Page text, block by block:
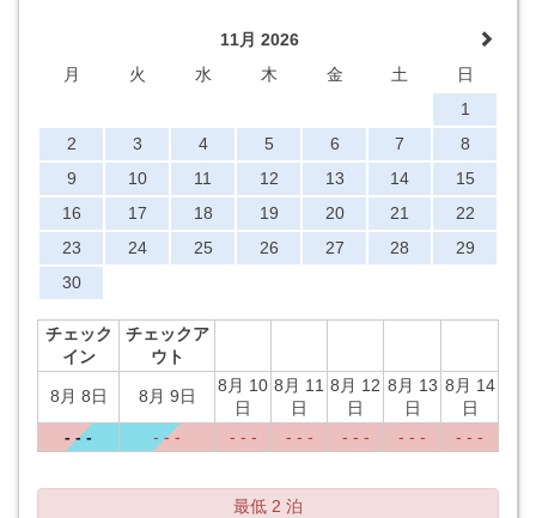
11月 2026
月
火 水 木 金 土
日
1
2
3 4 5 6 7
8
9
10 11 12 13 14
15
16
17 18 19 20 21
22
23
24 25 26 27 28
29
30
チェック
イン
チェックア
ウト
8月 8日 8月 9日
8月 10
日
8月 11
日
8月 12
日
8月 13
日
8月 14
日
- - -
- - - - - - - - - - - - - - - - - -
最低 2 泊